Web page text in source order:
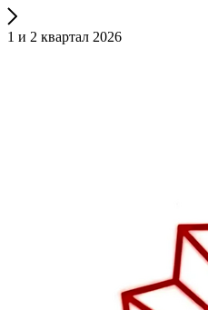
1 и 2 квартал 2026